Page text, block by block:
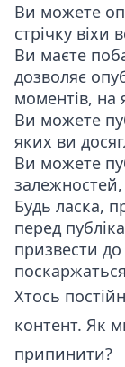
Ви можете
стрічку віхи
Ви маєте
дозволяє
моментів, на
Ви можете
яких ви
Ви можете
залежностей,
Будь ласка,
перед
призвести
Хтось
контент. Як
припинити?